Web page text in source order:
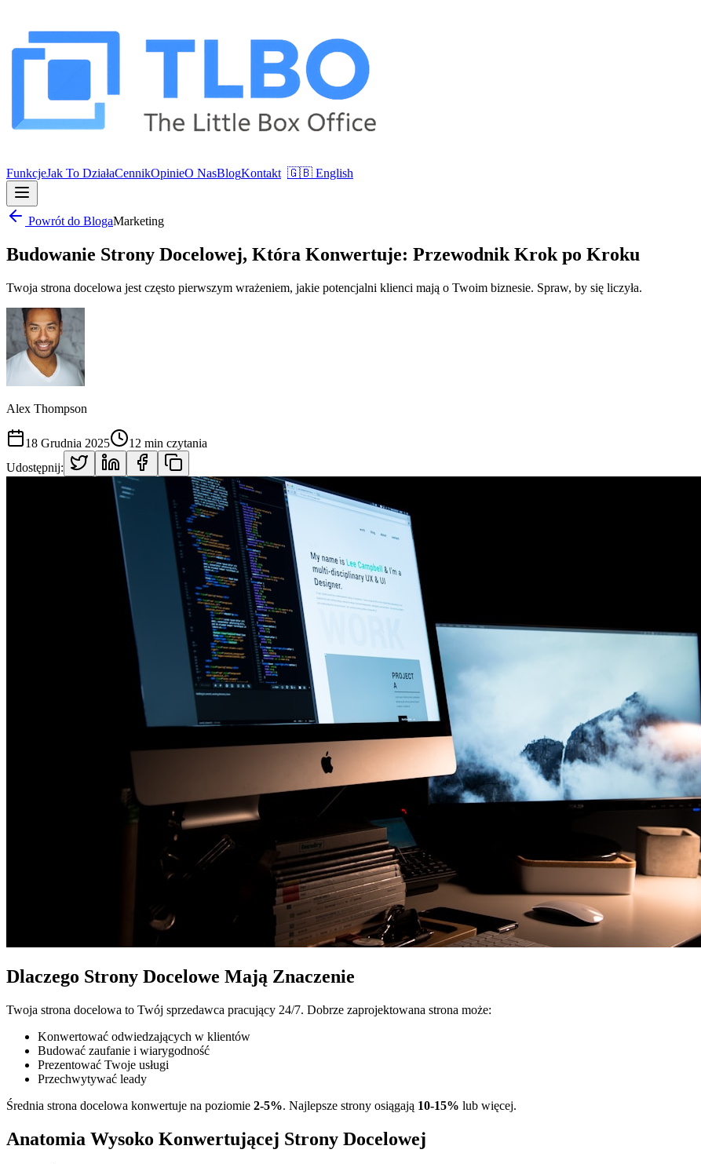
FunkcjeJak To DziałaCennikOpinieO NasBlogKontakt 🇬🇧 English
Powrót do BlogaMarketing
Budowanie Strony Docelowej, Która Konwertuje: Przewodnik Krok po Kroku
Twoja strona docelowa jest często pierwszym wrażeniem, jakie potencjalni klienci mają o Twoim biznesie. Spraw, by się liczyła.
Alex Thompson
18 Grudnia 2025
12 min czytania
Udostępnij:
Dlaczego Strony Docelowe Mają Znaczenie
Twoja strona docelowa to Twój sprzedawca pracujący 24/7. Dobrze zaprojektowana strona może:
Konwertować odwiedzających w klientów
Budować zaufanie i wiarygodność
Prezentować Twoje usługi
Przechwytywać leady
Średnia strona docelowa konwertuje na poziomie 2-5%. Najlepsze strony osiągają 10-15% lub więcej.
Anatomia Wysoko Konwertującej Strony Docelowej